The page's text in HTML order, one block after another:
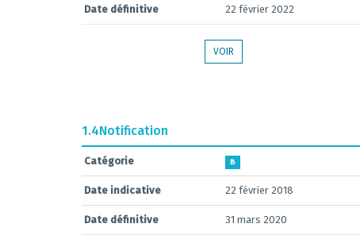
Date définitive 22 février 2022
VOIR
1.4Notification
Catégorie B
Date indicative 22 février 2018
Date définitive 31 mars 2020